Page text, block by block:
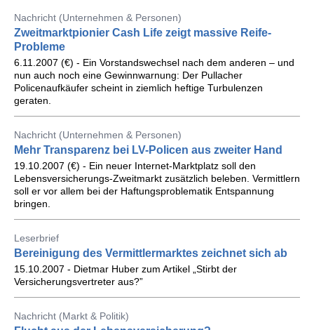
Nachricht (Unternehmen & Personen)
Zweitmarktpionier Cash Life zeigt massive Reife-
Probleme
6.11.2007 (€) - Ein Vorstandswechsel nach dem anderen – und
nun auch noch eine Gewinnwarnung: Der Pullacher
Policenaufkäufer scheint in ziemlich heftige Turbulenzen
geraten.
Nachricht (Unternehmen & Personen)
Mehr Transparenz bei LV-Policen aus zweiter Hand
19.10.2007 (€) - Ein neuer Internet-Marktplatz soll den
Lebensversicherungs-Zweitmarkt zusätzlich beleben. Vermittlern
soll er vor allem bei der Haftungsproblematik Entspannung
bringen.
Leserbrief
Bereinigung des Vermittlermarktes zeichnet sich ab
15.10.2007 - Dietmar Huber zum Artikel „Stirbt der
Versicherungsvertreter aus?”
Nachricht (Markt & Politik)